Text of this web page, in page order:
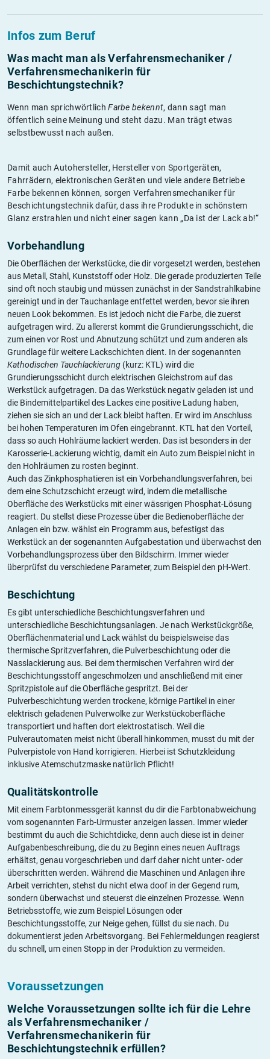
Infos zum Beruf
Was macht man als Verfahrensmechaniker /
Verfahrensmechanikerin für
Beschichtungstechnik?
Wenn man sprichwörtlichFarbe bekennt, dann sagt man
öffentlich seine Meinung und steht dazu. Man trägt etwas
selbstbewusst nach außen.
Damit auch Autohersteller, Hersteller von Sportgeräten,
Fahrrädern, elektronischen Geräten und viele andere Betriebe
Farbe bekennen können, sorgen Verfahrensmechaniker für
Beschichtungstechnik dafür, dass ihre Produkte in schönstem
Glanz erstrahlen und nicht einer sagen kann „Da ist der Lack ab!“
Vorbehandlung
Die Oberflächen der Werkstücke, die dir vorgesetzt werden, bestehen
aus Metall, Stahl, Kunststoff oder Holz. Die gerade produzierten Teile
sind oft noch staubig und müssen zunächst in der Sandstrahlkabine
gereinigt und in der Tauchanlage entfettet werden, bevor sie ihren
neuen Look bekommen. Es ist jedoch nicht die Farbe, die zuerst
aufgetragen wird. Zu allererst kommt die Grundierungsschicht, die
zum einen vor Rost und Abnutzung schützt und zum anderen als
Grundlage für weitere Lackschichten dient. In der sogenannten
Kathodischen Tauchlackierung (kurz: KTL) wird die
Grundierungsschicht durch elektrischen Gleichstrom auf das
Werkstück aufgetragen. Da das Werkstück negativ geladen ist und
die Bindemittelpartikel des Lackes eine positive Ladung haben,
ziehen sie sich an und der Lack bleibt haften. Er wird im Anschluss
bei hohen Temperaturen im Ofen eingebrannt. KTL hat den Vorteil,
dass so auch Hohlräume lackiert werden. Das ist besonders in der
Karosserie-Lackierung wichtig, damit ein Auto zum Beispiel nicht in
den Hohlräumen zu rosten beginnt.
Auch das Zinkphosphatieren ist ein Vorbehandlungsverfahren, bei
dem eine Schutzschicht erzeugt wird, indem die metallische
Oberfläche des Werkstücks mit einer wässrigen Phosphat-Lösung
reagiert. Du stellst diese Prozesse über die Bedienoberfläche der
Anlagen ein bzw. wählst ein Programm aus, befestigst das
Werkstück an der sogenannten Aufgabestation und überwachst den
Vorbehandlungsprozess über den Bildschirm. Immer wieder
überprüfst du verschiedene Parameter, zum Beispiel den pH-Wert.
Beschichtung
Es gibt unterschiedliche Beschichtungsverfahren und
unterschiedliche Beschichtungsanlagen. Je nach Werkstückgröße,
Oberflächenmaterial und Lack wählst du beispielsweise das
thermische Spritzverfahren, die Pulverbeschichtung oder die
Nasslackierung aus. Bei dem thermischen Verfahren wird der
Beschichtungsstoff angeschmolzen und anschließend mit einer
Spritzpistole auf die Oberfläche gespritzt. Bei der
Pulverbeschichtung werden trockene, körnige Partikel in einer
elektrisch geladenen Pulverwolke zur Werkstückoberfläche
transportiert und haften dort elektrostatisch. Weil die
Pulverautomaten meist nicht überall hinkommen, musst du mit der
Pulverpistole von Hand korrigieren. Hierbei ist Schutzkleidung
inklusive Atemschutzmaske natürlich Pflicht!
Qualitätskontrolle
Mit einem Farbtonmessgerät kannst du dir die Farbtonabweichung
vom sogenannten Farb-Urmuster anzeigen lassen. Immer wieder
bestimmt du auch die Schichtdicke, denn auch diese ist in deiner
Aufgabenbeschreibung, die du zu Beginn eines neuen Auftrags
erhältst, genau vorgeschrieben und darf daher nicht unter- oder
überschritten werden. Während die Maschinen und Anlagen ihre
Arbeit verrichten, stehst du nicht etwa doof in der Gegend rum,
sondern überwachst und steuerst die einzelnen Prozesse. Wenn
Betriebsstoffe, wie zum Beispiel Lösungen oder
Beschichtungsstoffe, zur Neige gehen, füllst du sie nach. Du
dokumentierst jeden Arbeitsvorgang. Bei Fehlermeldungen reagierst
du schnell, um einen Stopp in der Produktion zu vermeiden.
Voraussetzungen
Welche Voraussetzungen sollte ich für die Lehre
als Verfahrensmechaniker /
Verfahrensmechanikerin für
Beschichtungstechnik erfüllen?